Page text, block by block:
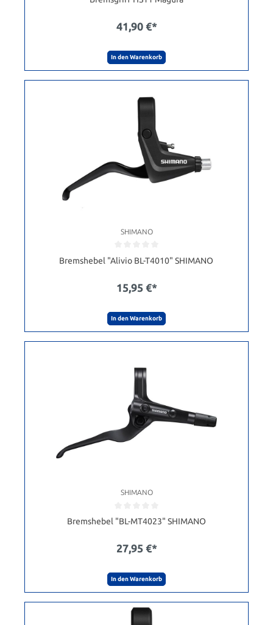
41,90 €*
In den Warenkorb
SHIMANO
Bremshebel "Alivio BL-T4010" SHIMANO
15,95 €*
In den Warenkorb
SHIMANO
Bremshebel "BL-MT4023" SHIMANO
27,95 €*
In den Warenkorb